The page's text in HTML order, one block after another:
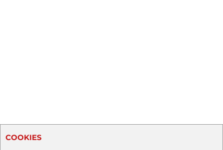
COOKIES